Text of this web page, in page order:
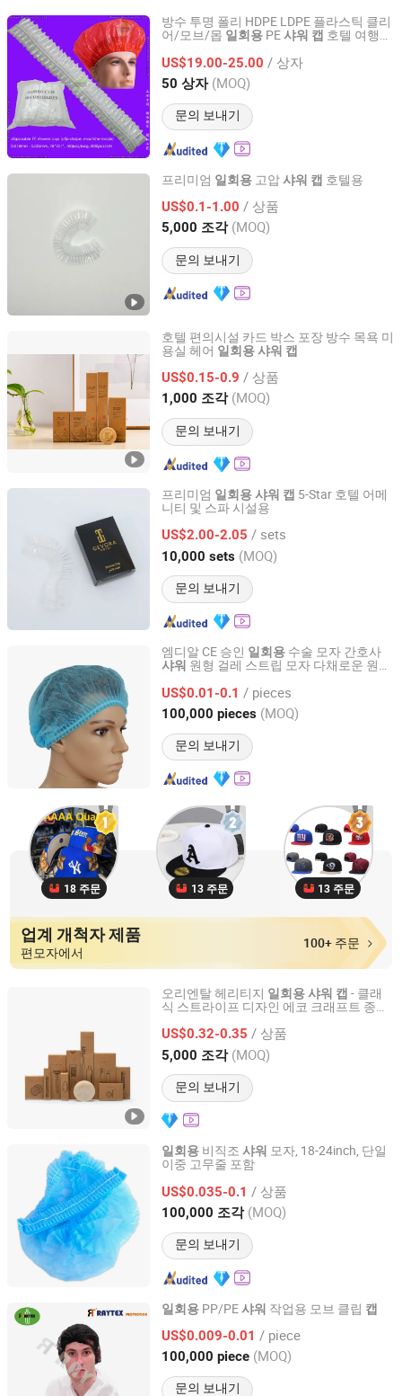
방수 투명 폴리 HDPE LDPE 플라스틱 클리
어/모브/몹 일회용 PE샤워 캡 호텔 여행
스트라이프 모양
US$19.00-25.00 / 상자
50 상자 (MOQ)
문의 보내기
Wuhan Woohoo Co., Ltd.
Hubei, China 이후 2014
프리미엄 일회용 고압샤워 캡 호텔용
US$0.1-1.00 / 상품
5,000 조각 (MOQ)
문의 보내기
Yangzhou Aplus Amenities International Co., Ltd.
Jiangsu, China 이후 2019
호텔 편의시설 카드 박스 포장 방수 목욕 미
용실 헤어 일회용샤워 캡
US$0.15-0.9 / 상품
1,000 조각 (MOQ)
문의 보내기
Yangzhou Ranbay Hotel Supplies Co., Ltd.
Jiangsu, China 이후 2024
프리미엄 일회용샤워 캡 5-Star 호텔 어메
니티 및 스파 시설용
US$2.00-2.05 / sets
10,000 sets (MOQ)
문의 보내기
Yangzhou Eco-Amenities Co., Ltd.
Jiangsu, China 이후 2025
엠디알 CE 승인 일회용 수술 모자 간호사
샤워 원형 걸레 스트립 모자 다채로운 원밴
US$0.01-0.1 / pieces
100,000 pieces (MOQ)
문의 보내기
Anji Hengfeng Sanitary Material Co., Ltd.
Zhejiang, China 이후 2020
18 주문 13 주문 13 주문
업계 개척자 제품
편모자에서
100+ 주문
오리엔탈 헤리티지 일회용샤워 캡 - 클래
식 스트라이프 디자인 에코 크래프트 종이
US$0.32-0.35 / 상품
5,000 조각 (MOQ)
문의 보내기
Yangzhou Yuezi Import & Export Co., Ltd.
Jiangsu, China 이후 2025
일회용 비직조 샤워 모자, 18-24inch, 단일
이중 고무줄 포함
US$0.035-0.1 / 상품
100,000 조각 (MOQ)
문의 보내기
Hubei Qianjiang Kingphar Medical Material Co., Ltd.
Hubei, China 이후 2020
일회용 PP/PE샤워 작업용 모브 클립 캡
US$0.009-0.01 / piece
100,000 piece (MOQ)
문의 보내기
Wuhan Raytex Protection Co., Ltd.
Hubei, China 이후 2012